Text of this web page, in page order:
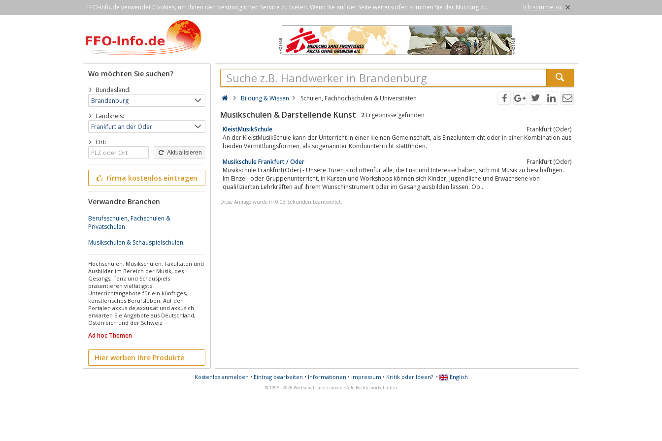
FFO-Info.de verwendet Cookies, um Ihnen den bestmöglichen Service zu bieten. Wenn Sie auf der Seite weitersurfen stimmen Sie der Nutzung zu. Ich stimme zu. ×
Wo möchten Sie suchen?
Bundesland:
Landkreis:
Ort:
Aktualisieren
Firma kostenlos eintragen
Verwandte Branchen
Berufsschulen, Fachschulen &
Privatschulen
Musikschulen & Schauspielschulen
Hochschulen, Musikschulen, Fakultäten und
Ausbilder im Bereich der Musik, des
Gesangs, Tanz und Schauspiels
präsentieren vielfätigste
Unterrichtangebote für ein künftiges,
künstlerisches Berufsleben. Auf den
Portalen axxus.de,axxus.at und axxus.ch
erwarten Sie Angebote aus Deutschland,
Österreich und der Schweiz
Ad hoc Themen
Hier werben Ihre Produkte
Bildung & Wissen Schulen, Fachhochschulen & Universitäten
Musikschulen & Darstellende Kunst 2 Ergebnisse gefunden
KleistMusikSchule
Frankfurt (Oder)
An der KleistMusikSchule kann der Unterricht in einer kleinen Gemeinschaft, als Einzelunterricht oder in einer Kombination aus
beiden Vermittlungsformen, als sogenannter Kombiunterricht stattfinden.
Musikschule Frankfurt / Oder
Frankfurt (Oder)
Musikschule Frankfurt(Oder) - Unsere Türen sind offenfür alle, die Lust und Interesse haben, sich mit Musik zu beschäftigen.
Im Einzel- oder Gruppenunterricht, in Kursen und Workshops können sich Kinder, Jugendliche und Erwachsene von
qualifizierten Lehrkräften auf ihrem Wunschinstrument oder im Gesang ausbilden lassen. Ob...
Diese Anfrage wurde in 0,03 Sekunden beantwortet.
Kostenlos anmelden • Eintrag bearbeiten • Informationen • Impressum • Kritik oder Ideen?• English
© 1998 - 2026 Wirtschaftsnetz axxus • Alle Rechte vorbehalten